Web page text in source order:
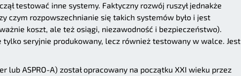
testować inne systemy. Faktyczny rozwój ruszył jednakże
czym rozpowszechnianie się takich systemów było i jest
koszt, ale też osiągi, niezawodność i bezpieczeństwo).
tylko seryjnie produkowany, lecz również testowany w walce. Jest
lub ASPRO-A) został opracowany na początku XXI wieku przez